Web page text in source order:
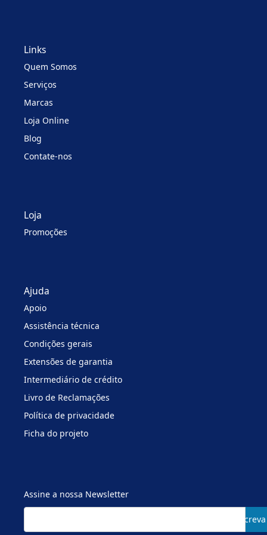
Links
Quem Somos
Serviços
Marcas
Loja Online
Blog
Contate-nos
Loja
Promoções
Ajuda
Apoio
Assistência técnica
Condições gerais
Extensões de garantia
Intermediário de crédito
Livro de Reclamações
Política de privacidade
Ficha do projeto
Assine a nossa Newsletter
Subscreva